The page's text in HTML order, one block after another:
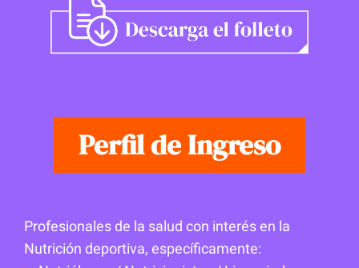
Perfil de Ingreso
Profesionales de la salud con interés en la
Nutrición deportiva, específicamente: